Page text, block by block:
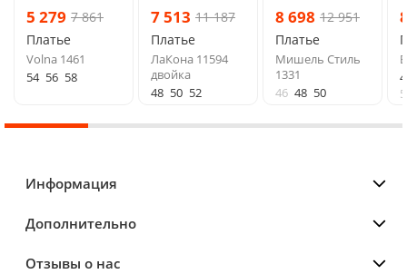
5 279 7 861
Платье
Volna 1461
54 56 58
7 513 11 187
Платье
ЛаКона 11594
двойка
48 50 52
8 698 12 951
Платье
Мишель Стиль
1331
46 48 50
Информация
Дополнительно
Отзывы о нас